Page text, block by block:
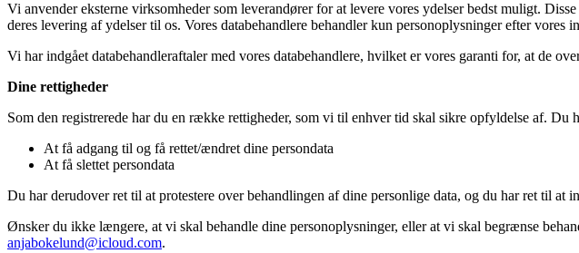
Vi anvender eksterne virksomheder som leverandører for at levere vores ydelser bedst muligt.
deres levering af ydelser til os. Vores databehandlere behandler kun personoplysninger efter
Vi har indgået databehandleraftaler med vores databehandlere, hvilket er vores garanti for, at de
Dine rettigheder
Som den registrerede har du en række rettigheder, som vi til enhver tid skal sikre opfyldelse af. Du
At få adgang til og få rettet/ændret dine persondata
At få slettet persondata
Du har derudover ret til at protestere over behandlingen af dine personlige data, og du har ret til at
Ønsker du ikke længere, at vi skal behandle dine personoplysninger, eller at vi skal begrænse
anjabokelund@icloud.com.